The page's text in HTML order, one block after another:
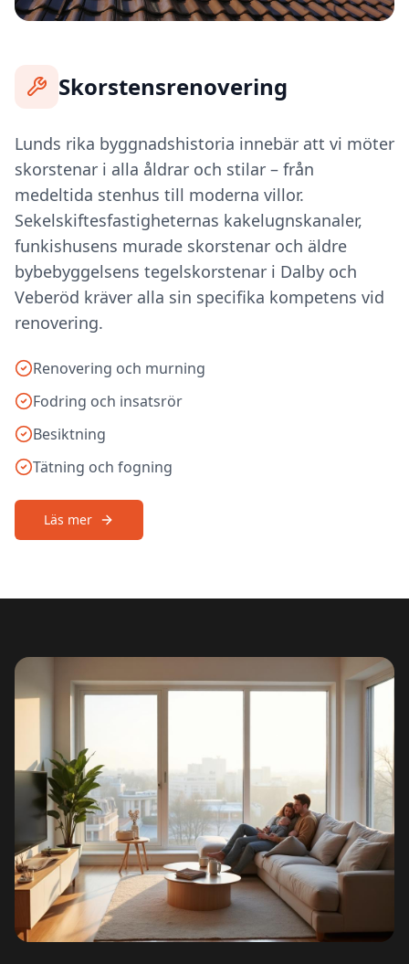
Skorstensrenovering
Lunds rika byggnadshistoria innebär att vi möter
skorstenar i alla åldrar och stilar – från
medeltida stenhus till moderna villor.
Sekelskiftesfastigheternas kakelugnskanaler,
funkishusens murade skorstenar och äldre
bybebyggelsens tegelskorstenar i Dalby och
Veberöd kräver alla sin specifika kompetens vid
renovering.
Renovering och murning
Fodring och insatsrör
Besiktning
Tätning och fogning
Läs mer